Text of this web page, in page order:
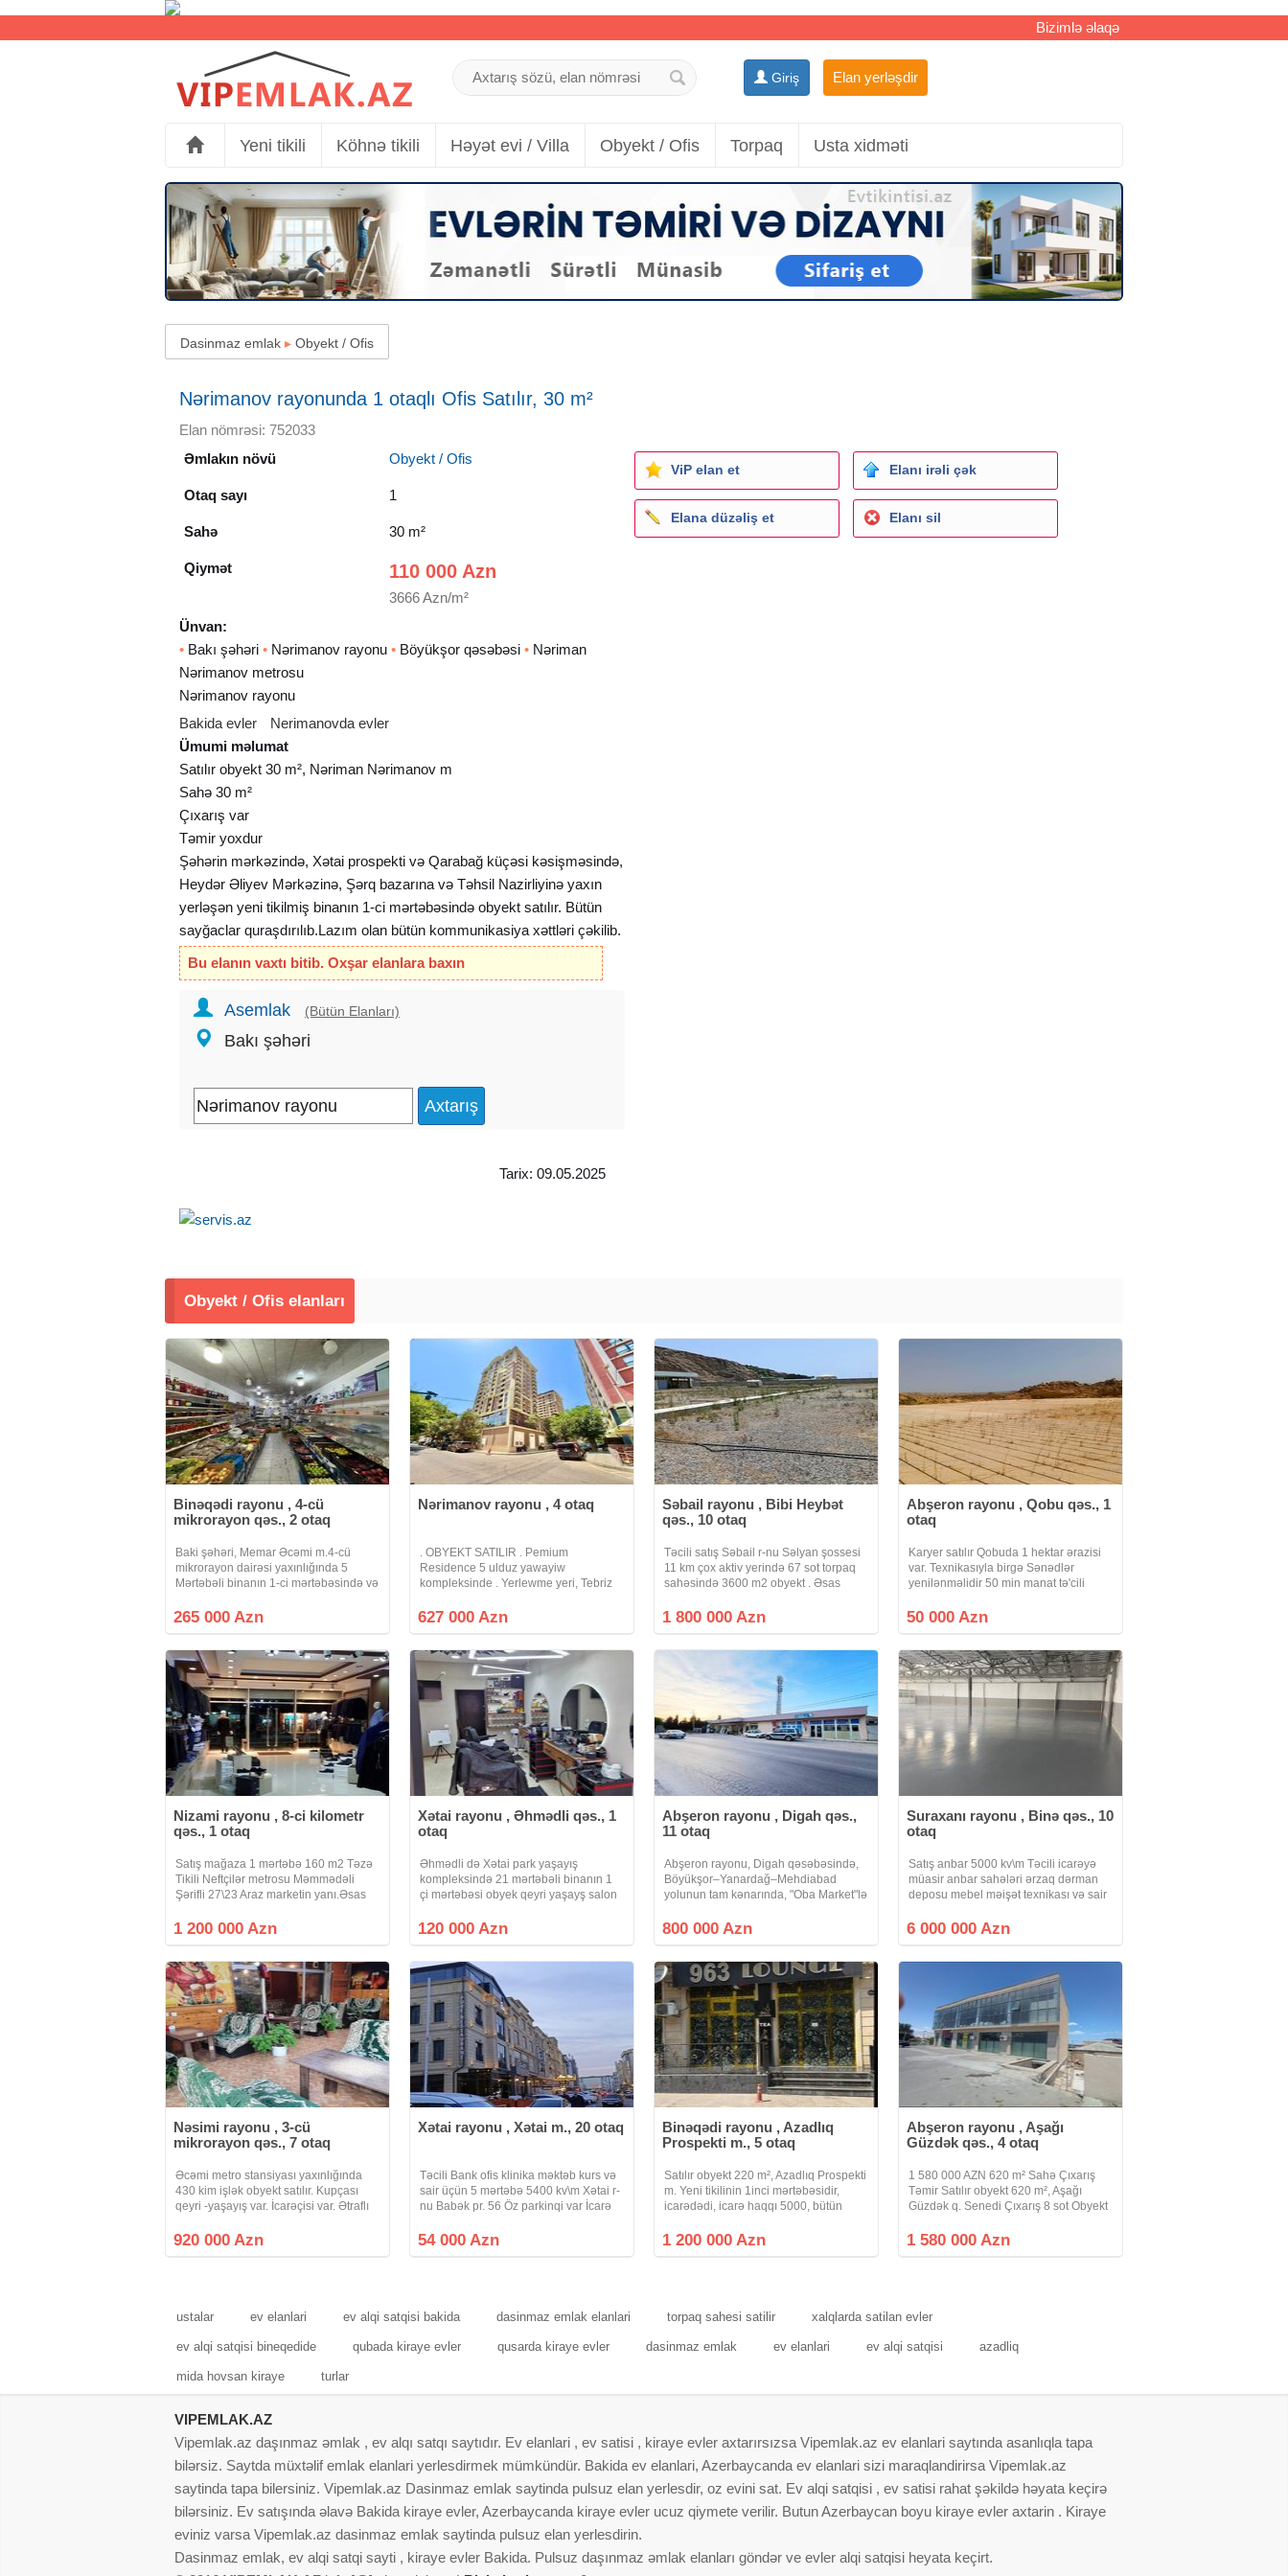
Bizimlə əlaqə
Giriş Elan yerləşdir
Yeni tikili Köhnə tikili Həyət evi / Villa Obyekt / Ofis Torpaq Usta xidməti
Dasinmaz emlak ▸ Obyekt / Ofis
Nərimanov rayonunda 1 otaqlı Ofis Satılır, 30 m²
Elan nömrəsi: 752033
Əmlakın növü
Obyekt / Ofis
Otaq sayı 1
Sahə 30 m²
Qiymət 110 000 Azn
3666 Azn/m²
Ünvan:
• Bakı şəhəri • Nərimanov rayonu • Böyükşor qəsəbəsi • Nəriman
Nərimanov metrosu
Nərimanov rayonu
Bakida evler
Nerimanovda evler
Ümumi məlumat
Satılır obyekt 30 m², Nəriman Nərimanov m
Sahə 30 m²
Çıxarış var
Təmir yoxdur
Şəhərin mərkəzində, Xətai prospekti və Qarabağ küçəsi kəsişməsində,
Heydər Əliyev Mərkəzinə, Şərq bazarına və Təhsil Nazirliyinə yaxın
yerləşən yeni tikilmiş binanın 1-ci mərtəbəsində obyekt satılır. Bütün
sayğaclar quraşdırılıb.Lazım olan bütün kommunikasiya xəttləri çəkilib.
Su, işıq daimidir. Divarlar şpaklyovkalanıb. Tavanın hündürlüyü 5
metrdir, istəyə uyğun 2-ci mərtəbə etmək olar.
Obyekt gözəllik salonu, mağaza üçün ideal yerdir. Bütün sənədlər
qaydasındadır. Yalnız real alıcılar müraciət etsinlər!
Bu elanın vaxtı bitib. Oxşar elanlara baxın
Asemlak (Bütün Elanları)
Bakı şəhəri
Tarix: 09.05.2025
ViP elan et Elanı irəli çək
Elana düzəliş et Elanı sil
Obyekt / Ofis elanları
Binəqədi rayonu , 4-cü
mikrorayon qəs., 2 otaq
Baki şəhəri, Memar Əcəmi m.4-cü
mikrorayon dairəsi yaxınlığında 5
Mərtəbəli binanın 1-ci mərtəbəsində və
Zirzəmisi hər ikisi BIRLIKDE
265 000 Azn
Nərimanov rayonu , 4 otaq
. OBYEKT SATILIR . Pemium
Residence 5 ulduz yawayiw
kompleksinde . Yerlewme yeri, Tebriz
Tefekkurnen uzbeuz . . Sahesi 209
627 000 Azn
Səbail rayonu , Bibi Heybət
qəs., 10 otaq
Təcili satış Səbail r-nu Səlyan şossesi
11 km çox aktiv yerində 67 sot torpaq
sahəsində 3600 m2 obyekt . Əsas
istifadə. Bütün suallar görüş əsnasında
1 800 000 Azn
Abşeron rayonu , Qobu qəs., 1
otaq
Karyer satılır Qobuda 1 hektar ərazisi
var. Texnikasıyla birgə Sənədlər
yenilənməlidir 50 min manat tə'cili
50 000 Azn
Nizami rayonu , 8-ci kilometr
qəs., 1 otaq
Satış mağaza 1 mərtəbə 160 m2 Təzə
Tikili Neftçilər metrosu Məmmədəli
Şərifli 27\23 Araz marketin yanı.Əsas
. Çox rahat layihə.Hazır icarə uzun
1 200 000 Azn
Xətai rayonu , Əhmədli qəs., 1
otaq
Əhmədli də Xətai park yaşayış
kompleksində 21 mərtəbəli binanın 1
çi mərtəbəsi obyek qeyri yaşayş salon
müqavilədi müqaviləynən 100 minə
120 000 Azn
Abşeron rayonu , Digah qəs.,
11 otaq
Abşeron rayonu, Digah qəsəbəsində,
Böyükşor–Yanardağ–Mehdiabad
yolunun tam kənarında, "Oba Market"lə
çıxarışlı əmlak kompleksi sahibindən
800 000 Azn
Suraxanı rayonu , Binə qəs., 10
otaq
Satış anbar 5000 kv\m Təcili icarəyə
müasir anbar sahələri ərzaq dərman
deposu mebel məişət texnikası və sair
160 sot ərazidə yerləşir 5000
6 000 000 Azn
Nəsimi rayonu , 3-cü
mikrorayon qəs., 7 otaq
Əcəmi metro stansiyası yaxınlığında
430 kim işlək obyekt satılır. Kupçası
qeyri -yaşayış var. İcarəçisi var. Ətraflı
zəng edə bilərlər.
920 000 Azn
Xətai rayonu , Xətai m., 20 otaq
Təcili Bank ofis klinika məktəb kurs və
sair üçün 5 mərtəbə 5400 kv\m Xətai r-
nu Babək pr. 56 Öz parkinqi var İcarə
kommunal xərclər Hissə hissədə verə
54 000 Azn
Binəqədi rayonu , Azadlıq
Prospekti m., 5 otaq
Satılır obyekt 220 m², Azadlıq Prospekti
m. Yeni tikilinin 1inci mərtəbəsidir,
icarədədi, icarə haqqı 5000, bütün
ətraflı məlumat üçün qeyd olunan
1 200 000 Azn
Abşeron rayonu , Aşağı
Güzdək qəs., 4 otaq
1 580 000 AZN 620 m² Sahə Çıxarış
Təmir Satılır obyekt 620 m², Aşağı
Güzdək q. Senedi Çıxarış 8 sot Obyekt
ibaretdir, Birinci mərtəbə müqavilə ilə
1 580 000 Azn
ustalar ev elanlari ev alqi satqisi bakida dasinmaz emlak elanlari torpaq sahesi satilir xalqlarda satilan evler
ev alqi satqisi bineqedide qubada kiraye evler qusarda kiraye evler dasinmaz emlak ev elanlari ev alqi satqisi azadliq
mida hovsan kiraye turlar
VIPEMLAK.AZ
Vipemlak.az daşınmaz əmlak , ev alqı satqı saytıdır. Ev elanlari , ev satisi , kiraye evler axtarırsızsa Vipemlak.az ev elanlari saytında asanlıqla tapa
bilərsiz. Saytda müxtəlif emlak elanlari yerlesdirmek mümkündür. Bakida ev elanlari, Azerbaycanda ev elanlari sizi maraqlandirirsa Vipemlak.az
saytinda tapa bilersiniz. Vipemlak.az Dasinmaz emlak saytinda pulsuz elan yerlesdir, oz evini sat. Ev alqi satqisi , ev satisi rahat şəkildə həyata keçirə
bilərsiniz. Ev satışında əlavə Bakida kiraye evler, Azerbaycanda kiraye evler ucuz qiymete verilir. Butun Azerbaycan boyu kiraye evler axtarin . Kiraye
eviniz varsa Vipemlak.az dasinmaz emlak saytinda pulsuz elan yerlesdirin.
Dasinmaz emlak, ev alqi satqi sayti , kiraye evler Bakida. Pulsuz daşınmaz əmlak elanları göndər ve evler alqi satqisi heyata keçirt.